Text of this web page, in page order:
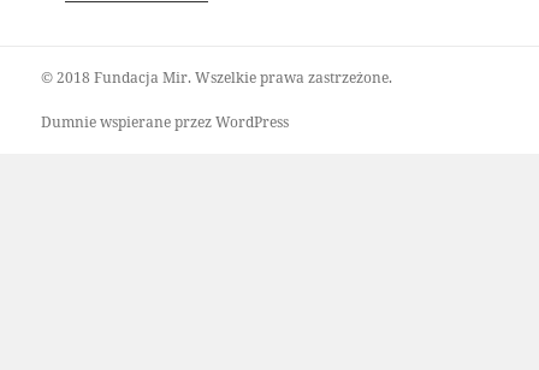
© 2018 Fundacja Mir. Wszelkie prawa zastrzeżone.
Dumnie wspierane przez WordPress